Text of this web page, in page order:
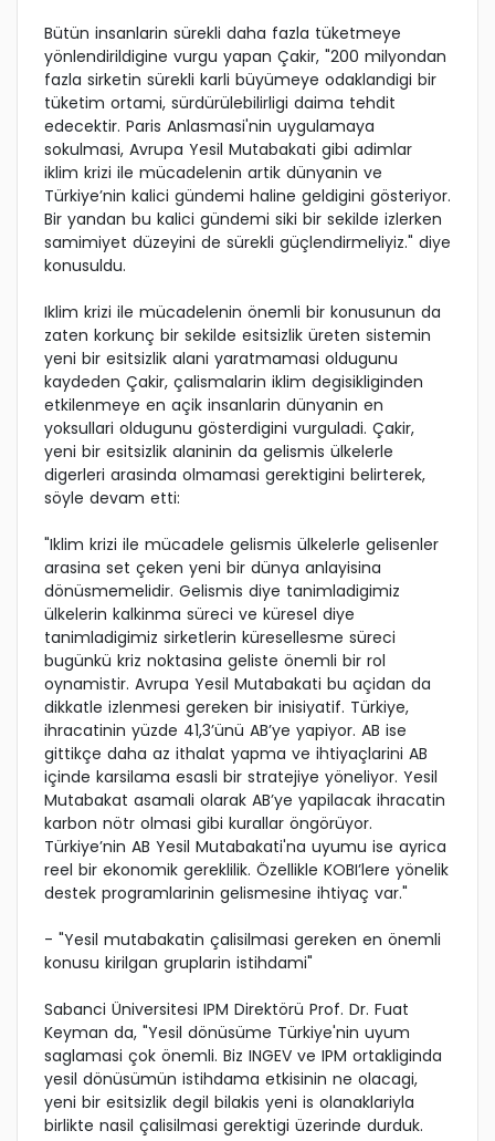
Bütün insanlarin sürekli daha fazla tüketmeye
yönlendirildigine vurgu yapan Çakir, "200 milyondan
fazla sirketin sürekli karli büyümeye odaklandigi bir
tüketim ortami, sürdürülebilirligi daima tehdit
edecektir. Paris Anlasmasi'nin uygulamaya
sokulmasi, Avrupa Yesil Mutabakati gibi adimlar
iklim krizi ile mücadelenin artik dünyanin ve
Türkiye’nin kalici gündemi haline geldigini gösteriyor.
Bir yandan bu kalici gündemi siki bir sekilde izlerken
samimiyet düzeyini de sürekli güçlendirmeliyiz." diye
konusuldu.
Iklim krizi ile mücadelenin önemli bir konusunun da
zaten korkunç bir sekilde esitsizlik üreten sistemin
yeni bir esitsizlik alani yaratmamasi oldugunu
kaydeden Çakir, çalismalarin iklim degisikliginden
etkilenmeye en açik insanlarin dünyanin en
yoksullari oldugunu gösterdigini vurguladi. Çakir,
yeni bir esitsizlik alaninin da gelismis ülkelerle
digerleri arasinda olmamasi gerektigini belirterek,
söyle devam etti:
"Iklim krizi ile mücadele gelismis ülkelerle gelisenler
arasina set çeken yeni bir dünya anlayisina
dönüsmemelidir. Gelismis diye tanimladigimiz
ülkelerin kalkinma süreci ve küresel diye
tanimladigimiz sirketlerin küresellesme süreci
bugünkü kriz noktasina geliste önemli bir rol
oynamistir. Avrupa Yesil Mutabakati bu açidan da
dikkatle izlenmesi gereken bir inisiyatif. Türkiye,
ihracatinin yüzde 41,3’ünü AB’ye yapiyor. AB ise
gittikçe daha az ithalat yapma ve ihtiyaçlarini AB
içinde karsilama esasli bir stratejiye yöneliyor. Yesil
Mutabakat asamali olarak AB’ye yapilacak ihracatin
karbon nötr olmasi gibi kurallar öngörüyor.
Türkiye’nin AB Yesil Mutabakati'na uyumu ise ayrica
reel bir ekonomik gereklilik. Özellikle KOBI’lere yönelik
destek programlarinin gelismesine ihtiyaç var."
- "Yesil mutabakatin çalisilmasi gereken en önemli
konusu kirilgan gruplarin istihdami"
Sabanci Üniversitesi IPM Direktörü Prof. Dr. Fuat
Keyman da, "Yesil dönüsüme Türkiye'nin uyum
saglamasi çok önemli. Biz INGEV ve IPM ortakliginda
yesil dönüsümün istihdama etkisinin ne olacagi,
yeni bir esitsizlik degil bilakis yeni is olanaklariyla
birlikte nasil çalisilmasi gerektigi üzerinde durduk.